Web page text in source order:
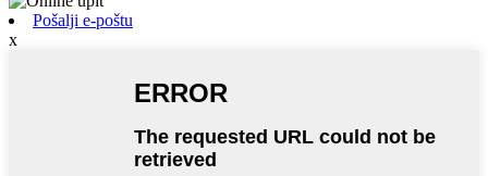
Pošalji e-poštu
x